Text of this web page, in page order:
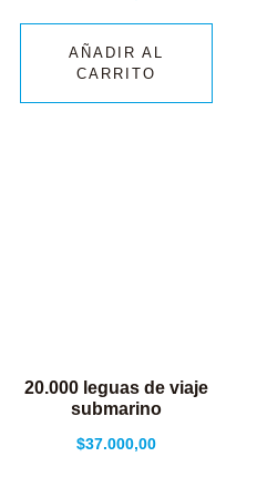
AÑADIR AL
CARRITO
20.000 leguas de viaje
submarino
$37.000,00